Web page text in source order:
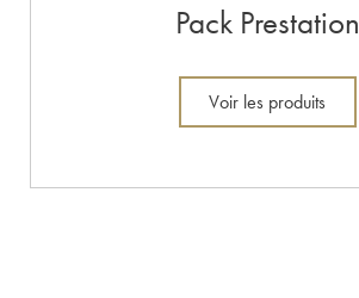
Pack Prestation
Voir les produits